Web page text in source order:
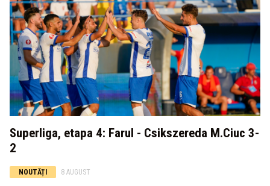
Superliga, etapa 4: Farul - Csikszereda M.Ciuc 3-
2
NOUTĂȚI 8 AUGUST